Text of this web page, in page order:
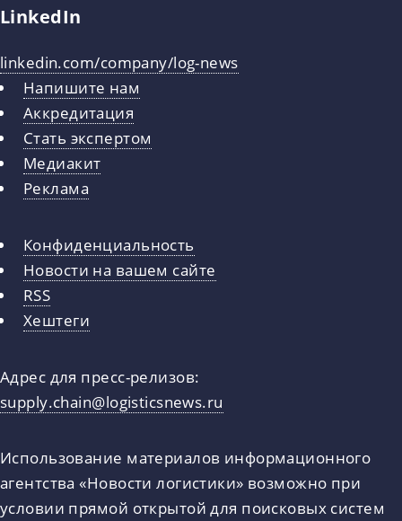
LinkedIn
linkedin.com/company/log-news
Напишите нам
Аккредитация
Стать экспертом
Медиакит
Реклама
Конфиденциальность
Новости на вашем сайте
RSS
Хештеги
Адрес для пресс-релизов:
supply.chain@logisticsnews.ru
Использование материалов информационного
агентства «Новости логистики» возможно при
условии прямой открытой для поисковых систем